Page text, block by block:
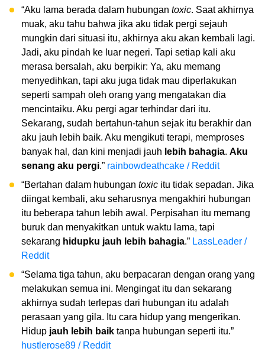
“Aku lama berada dalam hubungan toxic. Saat akhirnya
muak, aku tahu bahwa jika aku tidak pergi sejauh
mungkin dari situasi itu, akhirnya aku akan kembali lagi.
Jadi, aku pindah ke luar negeri. Tapi setiap kali aku
merasa bersalah, aku berpikir: Ya, aku memang
menyedihkan, tapi aku juga tidak mau diperlakukan
seperti sampah oleh orang yang mengatakan dia
mencintaiku. Aku pergi agar terhindar dari itu.
Sekarang, sudah bertahun-tahun sejak itu berakhir dan
aku jauh lebih baik. Aku mengikuti terapi, memproses
banyak hal, dan kini menjadi jauh lebih bahagia. Aku
senang aku pergi.” rainbowdeathcake / Reddit
“Bertahan dalam hubungan toxic itu tidak sepadan. Jika
diingat kembali, aku seharusnya mengakhiri hubungan
itu beberapa tahun lebih awal. Perpisahan itu memang
buruk dan menyakitkan untuk waktu lama, tapi
sekarang hidupku jauh lebih bahagia.” LassLeader /
Reddit
“Selama tiga tahun, aku berpacaran dengan orang yang
melakukan semua ini. Mengingat itu dan sekarang
akhirnya sudah terlepas dari hubungan itu adalah
perasaan yang gila. Itu cara hidup yang mengerikan.
Hidup jauh lebih baik tanpa hubungan seperti itu.”
hustlerose89 / Reddit